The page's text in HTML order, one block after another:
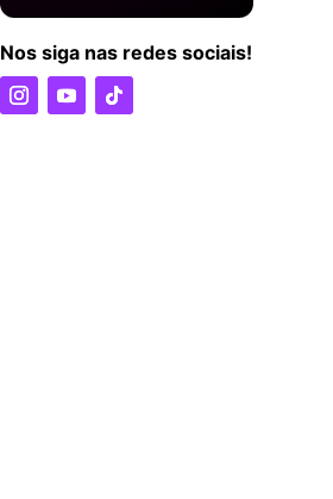
Nos siga nas redes sociais!